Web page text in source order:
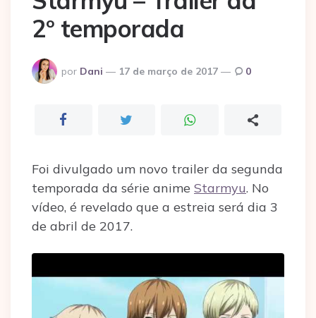
2º temporada
Postado
por
por Dani 17 de março de 2017 0
Foi divulgado um novo trailer da segunda
temporada da série anime Starmyu. No
vídeo, é revelado que a estreia será dia 3
de abril de 2017.